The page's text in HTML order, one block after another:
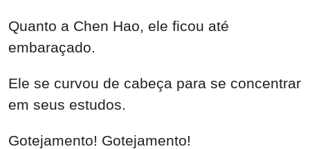
Quanto a Chen Hao, ele ficou até
embaraçado.
Ele se curvou de cabeça para se concentrar
em seus estudos.
Gotejamento! Gotejamento!